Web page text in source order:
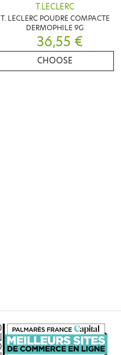
T.LECLERC
T. LECLERC POUDRE COMPACTE
DERMOPHILE 9G
36,55 €
CHOOSE